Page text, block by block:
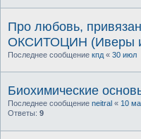
Про любовь,
ОКСИТОЦИН (Иверы
Последнее сообщение кпд « 30 июл
Биохимические
Последнее сообщение neitral « 10
Ответы: 9